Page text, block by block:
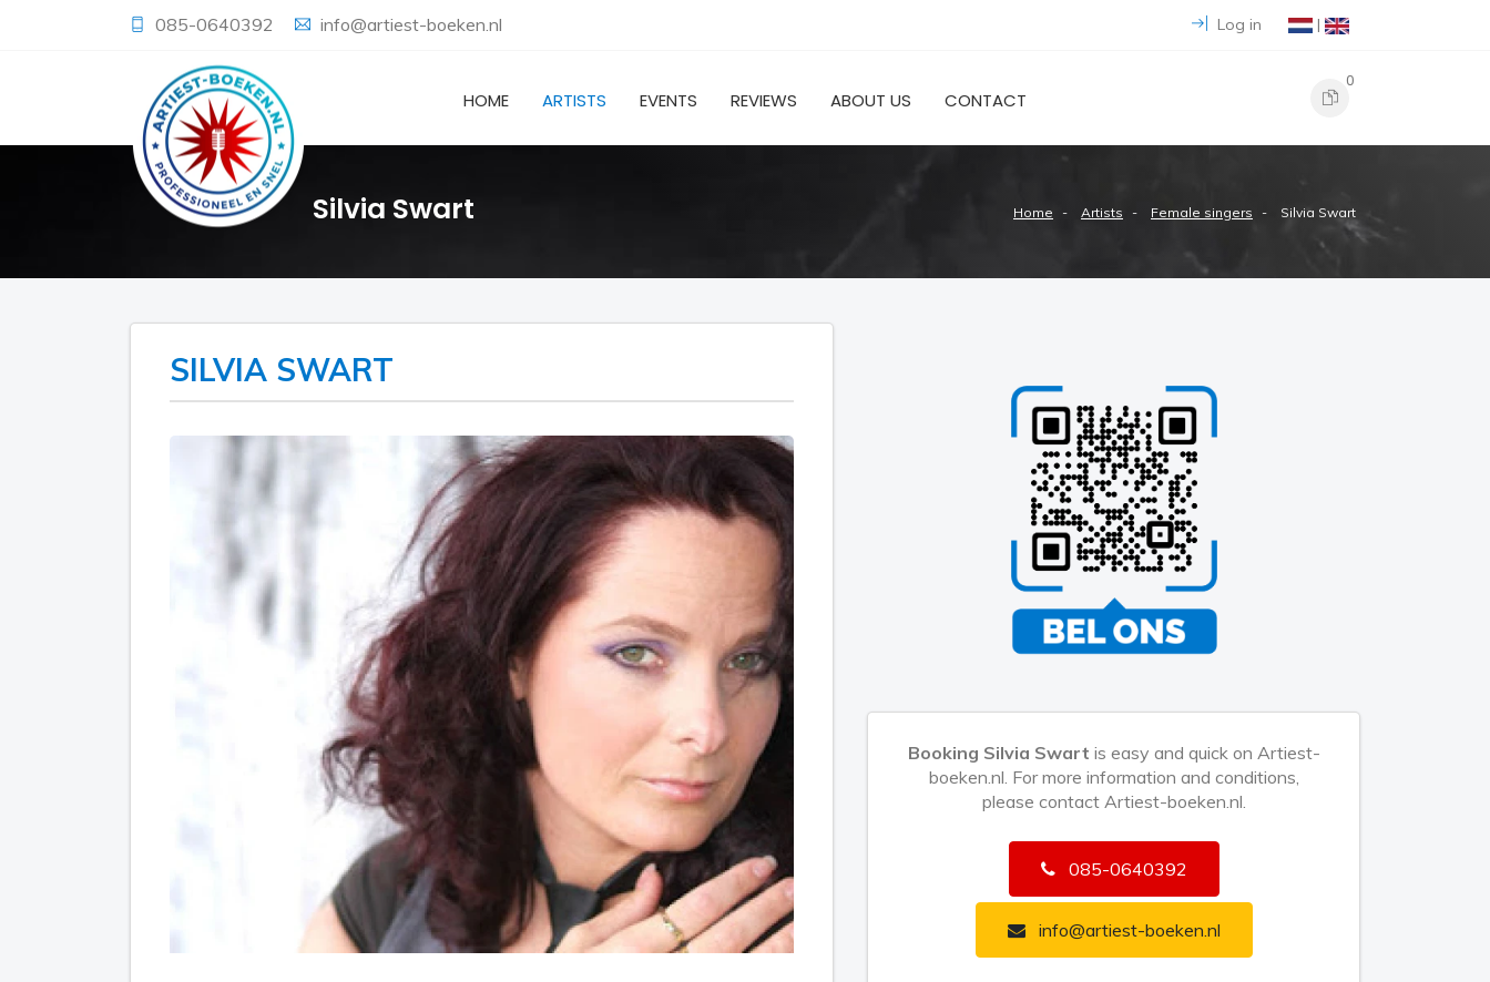
085-0640392 info@artiest-boeken.nl Log in |
HOME ARTISTS EVENTS REVIEWS ABOUT US CONTACT
0
Silvia Swart Home Artists Female singers Silvia Swart
SILVIA SWART
Booking Silvia Swart is easy and quick on Artiest-
boeken.nl. For more information and conditions,
please contact Artiest-boeken.nl.
085-0640392
info@artiest-boeken.nl